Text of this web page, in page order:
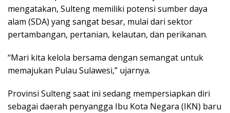
mengatakan, Sulteng memiliki potensi sumber daya
alam (SDA) yang sangat besar, mulai dari sektor
pertambangan, pertanian, kelautan, dan perikanan.
“Mari kita kelola bersama dengan semangat untuk
memajukan Pulau Sulawesi,” ujarnya.
Provinsi Sulteng saat ini sedang mempersiapkan diri
sebagai daerah penyangga Ibu Kota Negara (IKN) baru